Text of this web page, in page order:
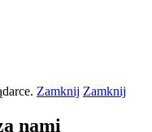
Zamknij Zamknij
nami